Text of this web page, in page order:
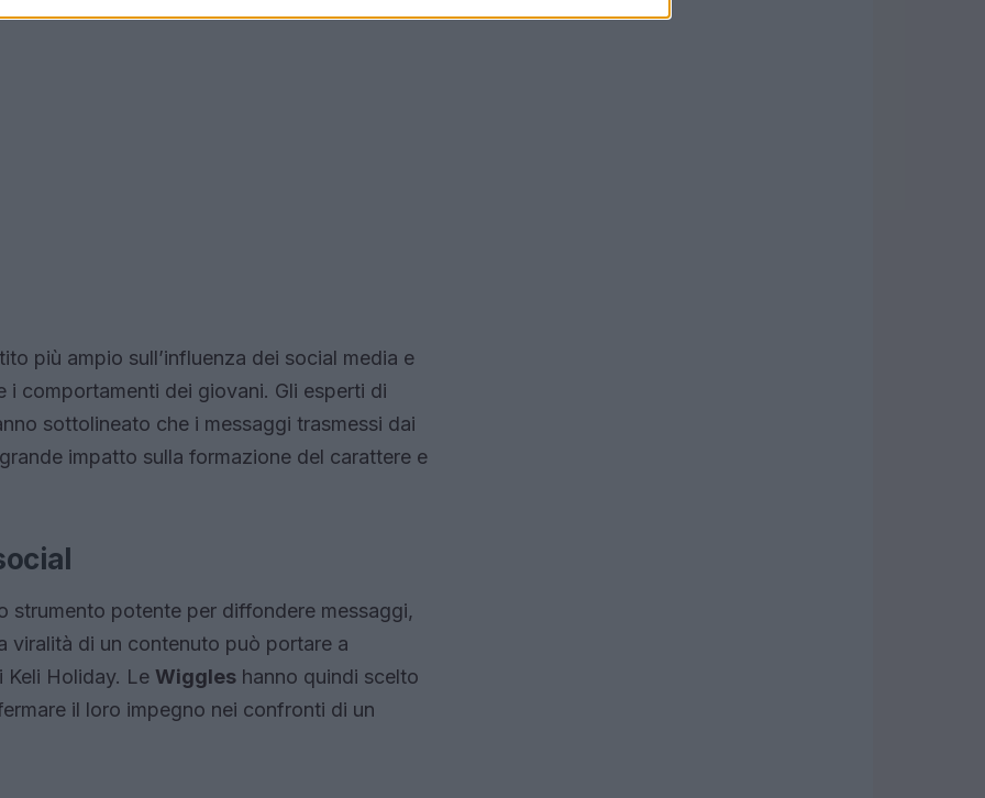
più ampio sull’influenza dei social media e
i comportamenti dei giovani. Gli esperti di
sottolineato che i messaggi trasmessi dai
impatto sulla formazione del carattere e
strumento potente per diffondere messaggi,
viralità di un contenuto può portare a
Keli Holiday. Le Wiggles hanno quindi scelto
il loro impegno nei confronti di un